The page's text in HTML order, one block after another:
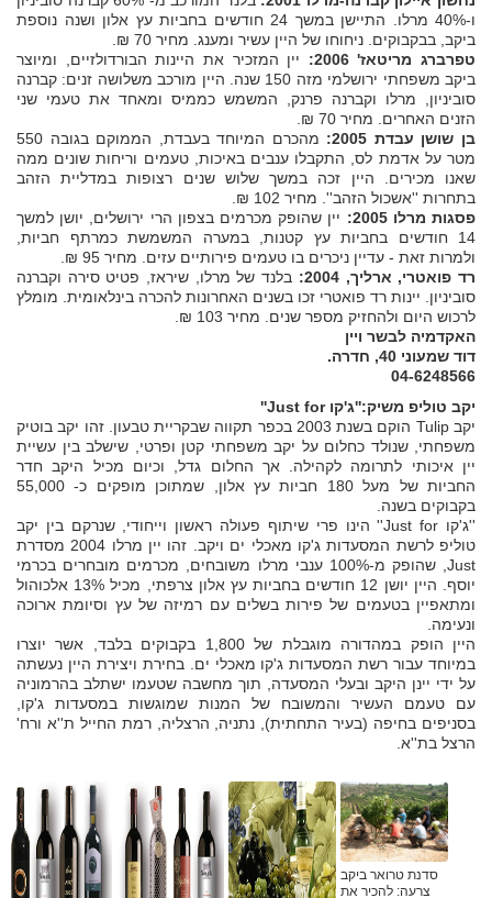
ו-40% מרלו. התיישן במשך 24 חודשים בחביות עץ אלון ושנה נוספת
ביקב, בבקבוקים. ניחוחו של היין עשיר ומענג. מחיר 70 ₪.
טפרברג מריטאז' 2006:
יין המזכיר את היינות הבורדולזיים, ומיוצר
ביקב משפחתי ירושלמי מזה 150 שנה. היין מורכב משלושה זנים: קברנה
סוביניון, מרלו וקברנה פרנק, המשמש כממיס ומאחד את טעמי שני
הזנים האחרים. מחיר 70 ₪.
בן שושן עבדת 2005:
מהכרם המיוחד בעבדת, הממוקם בגובה 550
מטר על אדמת לס, התקבלו ענבים באיכות, טעמים וריחות שונים ממה
שאנו מכירים. היין זכה במשך שלוש שנים רצופות במדליית הזהב
בתחרות ''אשכול הזהב''. מחיר 102 ₪.
פסגות מרלו 2005:
יין שהופק מכרמים בצפון הרי ירושלים, יושן למשך
14 חודשים בחביות עץ קטנות, במערה המשמשת כמרתף חביות,
ולמרות זאת - עדיין ניכרים בו טעמים פירותיים עזים. מחיר 95 ₪.
רד פואטרי, ארליך, 2004:
בלנד של מרלו, שיראז, פטיט סירה וקברנה
סוביניון. יינות רד פואטרי זכו בשנים האחרונות להכרה בינלאומית. מומלץ
לרכוש היום ולהחזיק מספר שנים. מחיר 103 ₪.
האקדמיה לבשר ויין
דוד שמעוני 40, חדרה.
04-6248566
יקב טוליפ משיק:''ג'קו Just for''
יקב Tulip הוקם בשנת 2003 בכפר תקווה שבקריית טבעון. זהו יקב בוטיק
משפחתי, שנולד כחלום על יקב משפחתי קטן ופרטי, שישלב בין עשיית
יין איכותי לתרומה לקהילה. אך החלום גדל, וכיום מכיל היקב חדר
החביות של מעל 180 חביות עץ אלון, שמתוכן מופקים כ- 55,000
בקבוקים בשנה.
''ג'קו Just for'' הינו פרי שיתוף פעולה ראשון וייחודי, שנרקם בין יקב
טוליפ לרשת המסעדות ג'קו מאכלי ים ויקב. זהו יין מרלו 2004 מסדרת
Just, שהופק מ-100% ענבי מרלו משובחים, מכרמים מובחרים בכרמי
יוסף. היין יושן 12 חודשים בחביות עץ אלון צרפתי, מכיל 13% אלכוהול
ומתאפיין בטעמים של פירות בשלים עם רמיזה של עץ וסיומת ארוכה
ונעימה.
היין הופק במהדורה מוגבלת של 1,800 בקבוקים בלבד, אשר יוצרו
במיוחד עבור רשת המסעדות ג'קו מאכלי ים. בחירת ויצירת היין נעשתה
על ידי יינן היקב ובעלי המסעדה, תוך מחשבה שטעמו ישתלב בהרמוניה
עם טעמם העשיר והמשובח של המנות שמוגשות במסעדות ג'קו,
בסניפים בחיפה (בעיר התחתית), נתניה, הרצליה, רמת החייל ת''א ורח'
הרצל בת''א.
סדנת טרואר ביקב
צרעה: להכיר את